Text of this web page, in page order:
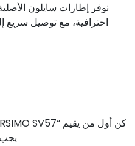
نوفر إطارات سايلون
احترافية، مع توصيل سريع
كن أول من يقيم “Sailun 255/70/18 116T XL TURSIMO SV57”